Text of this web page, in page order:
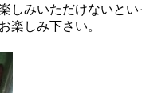
しみいただけないとい
楽しみ下さい。